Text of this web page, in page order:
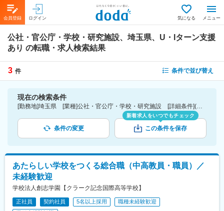
会員登録 ログイン 気になる メニュー
公社・官公庁・学校・研究施設、埼玉県、U・Iターン支援
あり の転職・求人検索結果
3 件 条件で並び替え
現在の検索条件
[勤務地]埼玉県 [業種]公社・官公庁・学校・研究施設 [詳細条件](待遇・福利厚生)U・Iターン支援あり
条件の変更
新着求人をいつでもチェック
この条件を保存
あたらしい学校をつくる総合職（中高教員・職員）／
未経験歓迎
学校法人創志学園【クラーク記念国際高等学校】
正社員 契約社員 5名以上採用
職種未経験歓迎